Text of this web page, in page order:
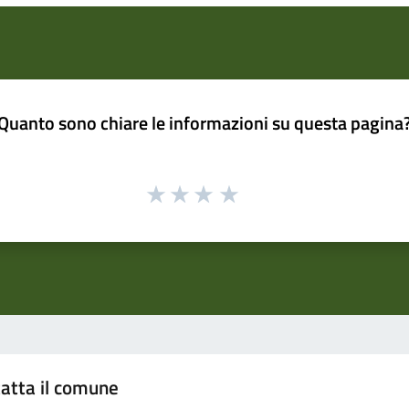
sono chiare le informazioni su questa
il comune